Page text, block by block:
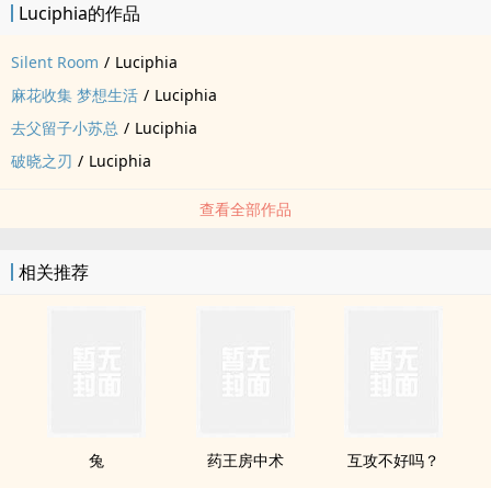
Luciphia的作品
Silent Room / Luciphia
麻花收集 梦想生活 / Luciphia
去父留子小苏总 / Luciphia
破晓之刃 / Luciphia
查看全部作品
相关推荐
兔 药王房中术 互攻不好吗？